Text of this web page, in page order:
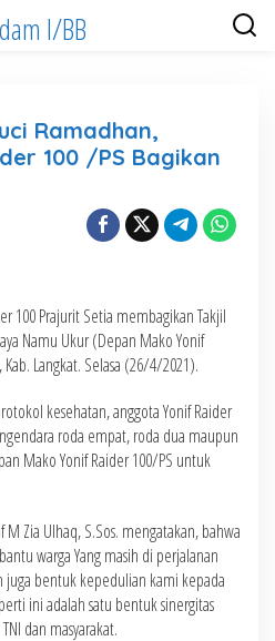
I/BB
Ramadhan,
100 /PS Bagikan
100 Prajurit Setia membagikan Takjil
Namu Ukur (Depan Mako Yonif
Langkat. Selasa (26/4/2021).
kesehatan, anggota Yonif Raider
roda empat, roda dua maupun
Mako Yonif Raider 100/PS untuk
Zia Ulhaq, S.Sos. mengatakan, bahwa
warga Yang masih di perjalanan
juga bentuk kepedulian kami kepada
ini adalah satu bentuk sinergitas
dan masyarakat.